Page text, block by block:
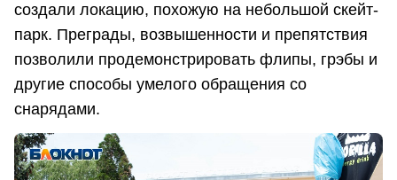
создали локацию, похожую на небольшой скейт-
парк. Преграды, возвышенности и препятствия
позволили продемонстрировать флипы, грэбы и
другие способы умелого обращения со
снарядами.